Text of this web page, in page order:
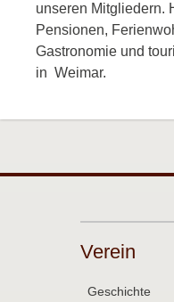
unseren Mitgliedern.
Pensionen,
Gastronomie und
in Weimar.
Verein
Geschichte